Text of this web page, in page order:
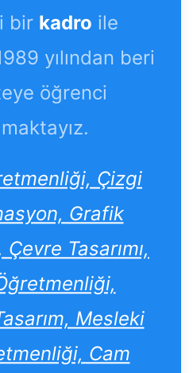
bir kadro ile
yılından beri
öğrenci
Çizgi
Grafik
Tasarımı,
Mesleki
Cam